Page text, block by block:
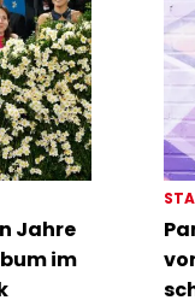
Jahre
im